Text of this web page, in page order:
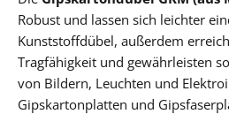
Robust und lassen sich leichter
Kunststoffdübel, außerdem
Tragfähigkeit und gewährleisten
von Bildern, Leuchten und
Gipskartonplatten und